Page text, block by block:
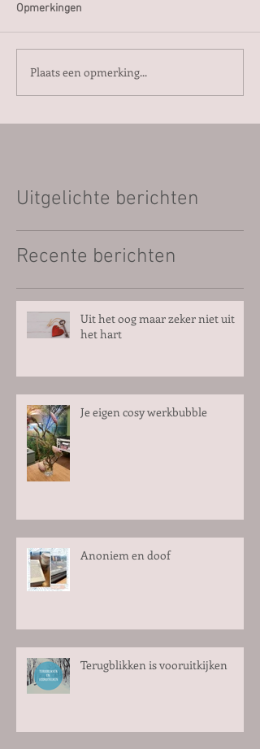
Opmerkingen
Plaats een opmerking...
Uitgelichte berichten
Recente berichten
Uit het oog maar zeker niet uit
het hart
Je eigen cosy werkbubble
Anoniem en doof
Terugblikken is vooruitkijken